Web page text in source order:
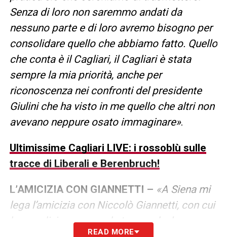
Senza di loro non saremmo andati da
nessuno parte e di loro avremo bisogno per
consolidare quello che abbiamo fatto. Quello
che conta è il Cagliari, il Cagliari è stata
sempre la mia priorità, anche per
riconoscenza nei confronti del presidente
Giulini che ha visto in me quello che altri non
avevano neppure osato immaginare».
Ultimissime Cagliari LIVE: i rossoblù sulle
tracce di Liberali e Berenbruch!
L’AMICIZIA CON GIANNETTI – «A Siena mi
lega l’amicizia con Niccolò Giannetti, con cui
ho condiviso un grande traguardo, la
READ MORE